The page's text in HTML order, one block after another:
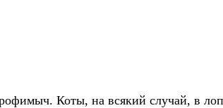
Коты, на всякий случай, в